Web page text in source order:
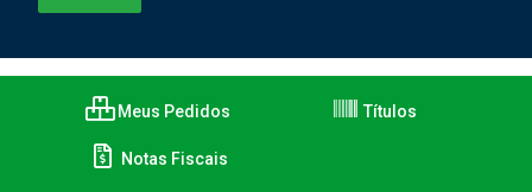
Meus Pedidos Títulos
Notas Fiscais